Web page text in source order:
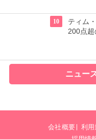
10
ティム
200点超
ニュー
会社概要 利用